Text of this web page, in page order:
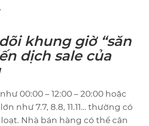
khung giờ “săn
dịch sale của
00:00 – 12:00 – 20:00 hoặc
như 7.7, 8.8, 11.11… thường có
Nhà bán hàng có thể cân